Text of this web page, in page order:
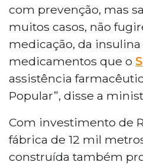
com prevenção, mas
muitos casos, não
medicação, da
medicamentos que o
assistência
Popular”, disse a
Com investimento de
fábrica de 12 mil
construída também